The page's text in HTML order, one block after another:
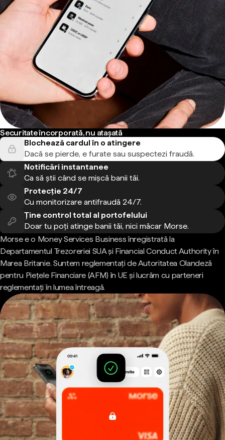
Securitate încorporată, nu atașată
Blochează cardul în o atingere
Dacă se pierde, e furate sau suspectezi fraudă.
Notificări instantanee
Ca să știi când se mișcă banii tăi.
Protecție 24/7
Cu monitorizare antifraudă 24/7.
Ține control total al portofelului
Doar tu poți atinge banii tăi, nici măcar Morse.
Morse e o Money Services Business înregistrată la
Departamentul Trezoreriei SUA și Financial Conduct Authority în
Marea Britanie. Suntem reglementați de Autoritatea Olandeză
pentru Piețele Financiare (AFM) în UE și lucrăm cu parteneri
reglementați în lumea întreagă.